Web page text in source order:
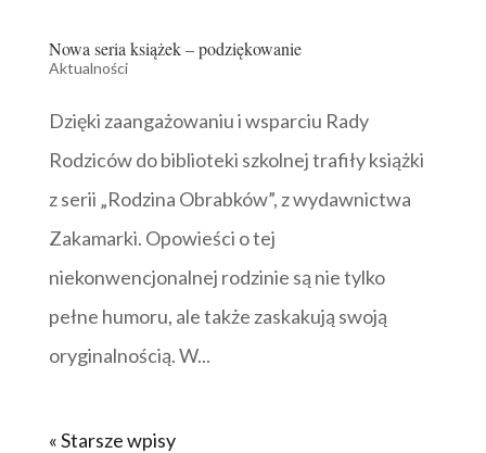
Nowa seria książek – podziękowanie
Aktualności
Dzięki zaangażowaniu i wsparciu Rady
Rodziców do biblioteki szkolnej trafiły książki
z serii „Rodzina Obrabków”, z wydawnictwa
Zakamarki. Opowieści o tej
niekonwencjonalnej rodzinie są nie tylko
pełne humoru, ale także zaskakują swoją
oryginalnością. W...
« Starsze wpisy